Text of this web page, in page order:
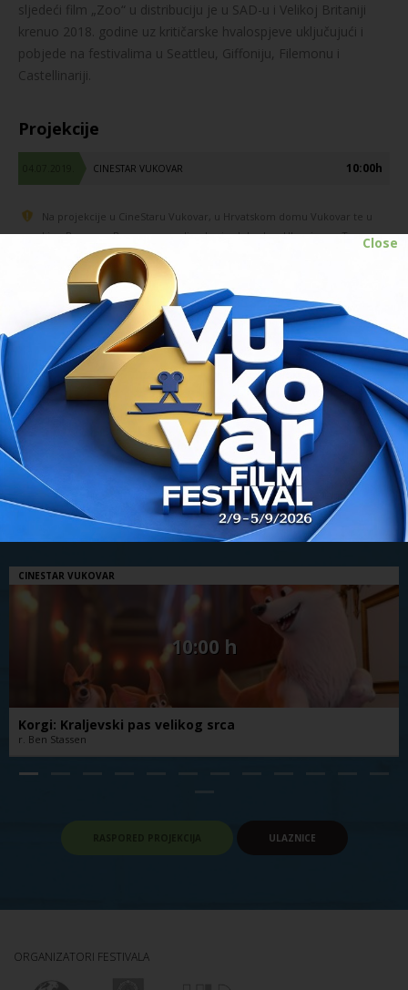
Close
sljedeći film „Zoo“ u distribuciju je u SAD-u i Velikoj Britaniji
krenuo 2018. godine uz kritičarske hvalospjeve uključujući i
pobjede na festivalima u Seattleu, Giffoniju, Filemonu i
Castellinariji.
Projekcije
CINESTAR VUKOVAR 10:00h
Na projekcije u CineStaru Vukovar, u Hrvatskom domu Vukovar te u
kinu Borovo u Borovom naselju ulaz je slobodan. Ulaznice za Terasu
agencije za vodne putove, za filmove iz konkurencije kratkog i dugog
filma koji se prikazuju u CineStaru te za filmove koji se prikazuju na
Perivoju dvorca Eltz mogu se kupiti svaki dan tijekom trajanja festivala.
Cijena je 15 HRK. Više informacija o
ulaznicama.
SOLAN I LUDVIG
PRETHODNI FILM
Program zadnjeg dana// 07.07.2019.
CINESTAR VUKOVAR
10:00 h
Korgi: Kraljevski pas velikog srca
r. Ben Stassen
ULAZNICE
ORGANIZATORI FESTIVALA